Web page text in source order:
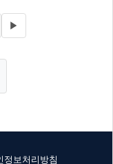
▶
정보처리방침